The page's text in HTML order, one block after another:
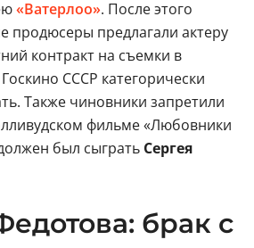
«Ватерлоо». После этого
продюсеры предлагали актеру
контракт на съемки в
СССР категорически
Также чиновники запретили
фильме «Любовники
был сыграть Сергея
брак с